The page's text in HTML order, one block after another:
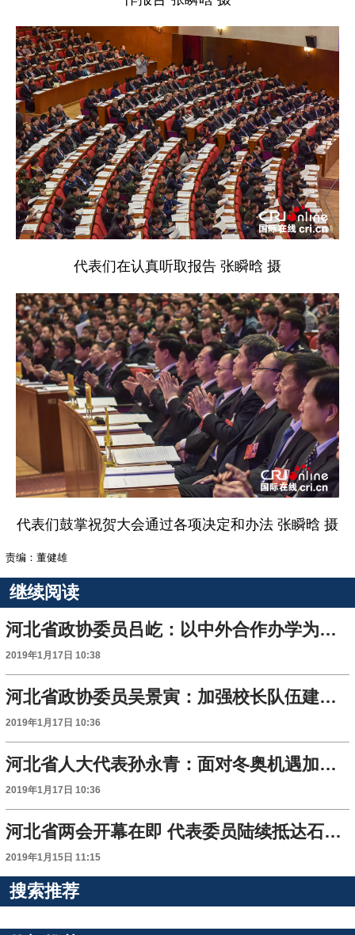
代表们在认真听取报告 张瞬晗 摄
代表们鼓掌祝贺大会通过各项决定和办法 张瞬晗 摄
责编：董健雄
继续阅读
河北省政协委员吕屹：以中外合作办学为抓手，推动高等教育国际化发展
2019年1月17日 10:38
河北省政协委员吴景寅：加强校长队伍建设刻不容缓
2019年1月17日 10:36
河北省人大代表孙永青：面对冬奥机遇加强冰雪人才培养
2019年1月17日 10:36
河北省两会开幕在即 代表委员陆续抵达石家庄报到
2019年1月15日 11:15
搜索推荐